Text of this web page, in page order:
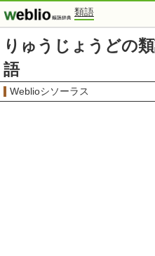
類語
りゅうじょうどの
語
Weblioシソーラス